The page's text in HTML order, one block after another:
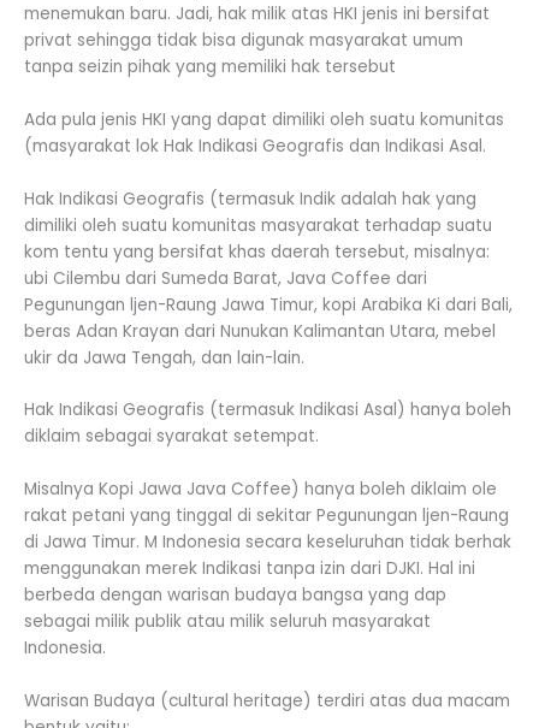
menemukan baru. Jadi, hak milik atas HKI jenis ini bersifat
privat sehingga tidak bisa digunak masyarakat umum
tanpa seizin pihak yang memiliki hak tersebut
Ada pula jenis HKI yang dapat dimiliki oleh suatu komunitas
(masyarakat lok Hak Indikasi Geografis dan Indikasi Asal.
Hak Indikasi Geografis (termasuk Indik adalah hak yang
dimiliki oleh suatu komunitas masyarakat terhadap suatu
kom tentu yang bersifat khas daerah tersebut, misalnya:
ubi Cilembu dari Sumeda Barat, Java Coffee dari
Pegunungan ljen-Raung Jawa Timur, kopi Arabika Ki dari Bali,
beras Adan Krayan dari Nunukan Kalimantan Utara, mebel
ukir da Jawa Tengah, dan lain-lain.
Hak Indikasi Geografis (termasuk Indikasi Asal) hanya boleh
diklaim sebagai syarakat setempat.
Misalnya Kopi Jawa Java Coffee) hanya boleh diklaim ole
rakat petani yang tinggal di sekitar Pegunungan ljen-Raung
di Jawa Timur. M Indonesia secara keseluruhan tidak berhak
menggunakan merek Indikasi tanpa izin dari DJKI. Hal ini
berbeda dengan warisan budaya bangsa yang dap
sebagai milik publik atau milik seluruh masyarakat
Indonesia.
Warisan Budaya (cultural heritage) terdiri atas dua macam